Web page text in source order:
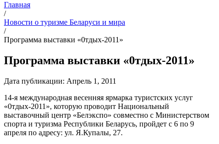
Главная
/
Новости о туризме Беларуси и мира
/
Программа выставки «0тдых-2011»
Программа выставки «0тдых-2011»
Дата публикации: Апрель 1, 2011
14-я международная весенняя ярмарка туристских услуг
«0тдых-2011», которую проводит Национальный
выставочный центр «Белэкспо» совместно с Министерством
спорта и туризма Республики Беларусь, пройдет с 6 по 9
апреля по адресу: ул. Я.Купалы, 27.